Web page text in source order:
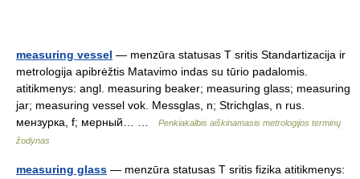
measuring vessel — menzūra statusas T sritis Standartizacija ir
metrologija apibrėžtis Matavimo indas su tūrio padalomis.
atitikmenys: angl. measuring beaker; measuring glass; measuring
jar; measuring vessel vok. Messglas, n; Strichglas, n rus.
мензурка, f; мерный… …
Penkiakalbis aiškinamasis metrologijos terminų
žodynas
measuring glass — menzūra statusas T sritis fizika atitikmenys: